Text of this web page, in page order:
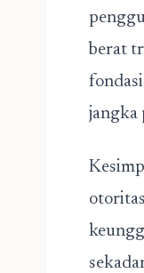
berat
jangka